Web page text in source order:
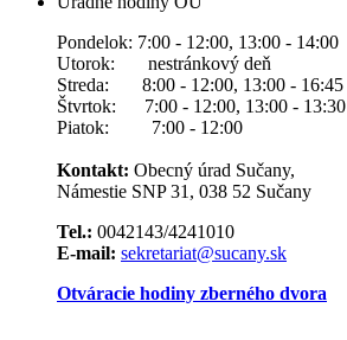
Pondelok: 7:00 - 12:00, 13:00 - 14:00
Utorok: nestránkový deň
Streda: 8:00 - 12:00, 13:00 - 16:45
Štvrtok: 7:00 - 12:00, 13:00 - 13:30
Piatok: 7:00 - 12:00
Kontakt: Obecný úrad Sučany,
Námestie SNP 31, 038 52 Sučany
Tel.: 0042143/4241010
E-mail: sekretariat@sucany.sk
Otváracie hodiny zberného dvora